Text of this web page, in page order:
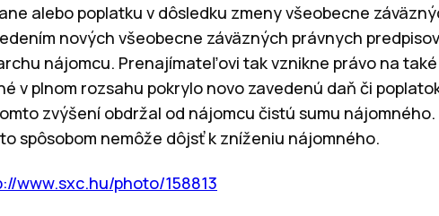
alebo poplatku v dôsledku zmeny všeobecne
nových všeobecne záväzných právnych
nájomcu. Prenajímateľovi tak vznikne právo na
v plnom rozsahu pokrylo novo zavedenú daň či
zvýšení obdržal od nájomcu čistú sumu
spôsobom nemôže dôjsť k zníženiu nájomného.
www.sxc.hu/photo/158813